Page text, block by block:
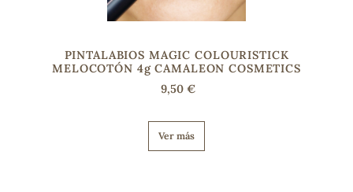
PINTALABIOS MAGIC COLOURISTICK
MELOCOTÓN 4g CAMALEON COSMETICS
9,50 €
Ver más